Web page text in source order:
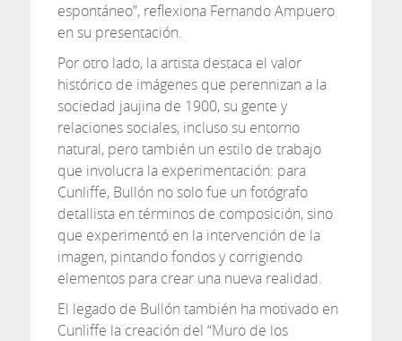
espontáneo”, reflexiona Fernando Ampuero
en su presentación.
Por otro lado, la artista destaca el valor
histórico de imágenes que perennizan a la
sociedad jaujina de 1900, su gente y
relaciones sociales, incluso su entorno
natural, pero también un estilo de trabajo
que involucra la experimentación: para
Cunliffe, Bullón no solo fue un fotógrafo
detallista en términos de composición, sino
que experimentó en la intervención de la
imagen, pintando fondos y corrigiendo
elementos para crear una nueva realidad.
El legado de Bullón también ha motivado en
Cunliffe la creación del “Muro de los